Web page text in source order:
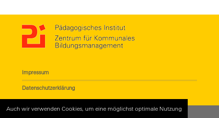
Auch wir verwenden Cookies, um eine möglichst optimale Nutzung
Impressum
Datenschutzerklärung